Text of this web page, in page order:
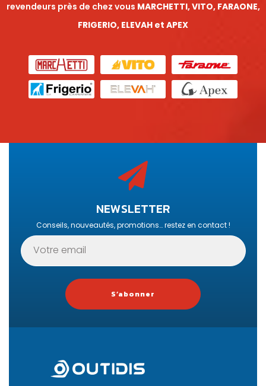
revendeurs près de chez vous MARCHETTI, VITO, FARAONE,
FRIGERIO, ELEVAH et APEX
NEWSLETTER
Conseils, nouveautés, promotions… restez en contact !
S’abonner